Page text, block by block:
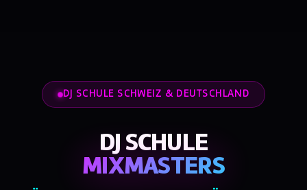
DJ SCHULE SCHWEIZ & DEUTSCHLAND
DJ SCHULE
MIXMASTERS